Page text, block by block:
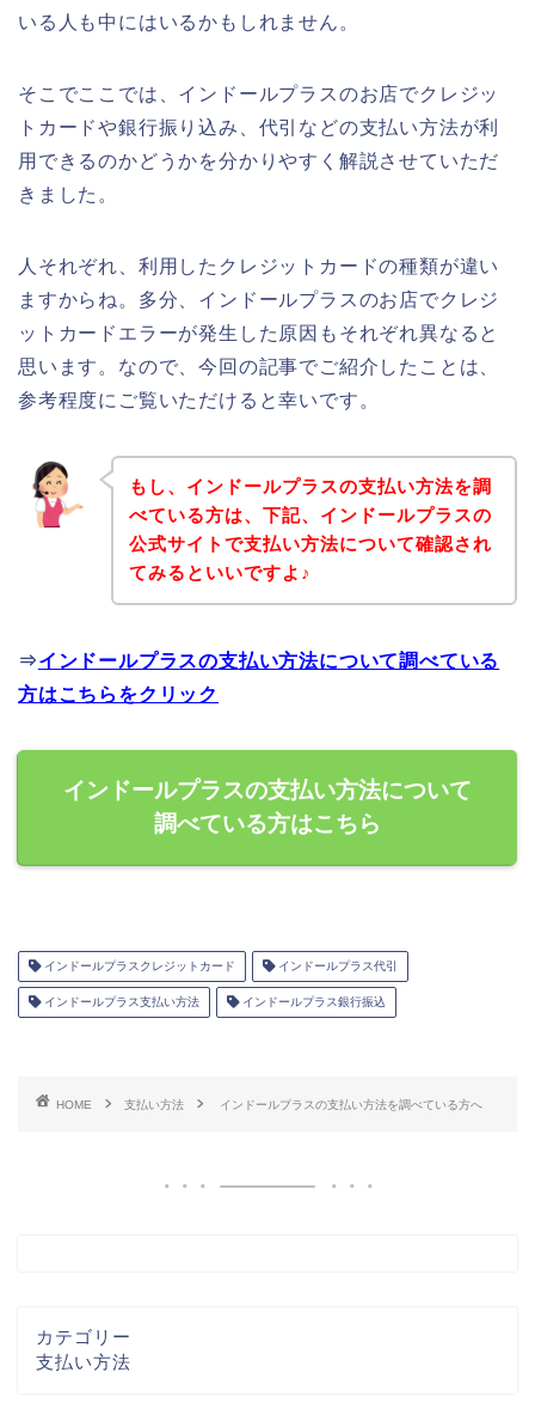
いる人も中にはいるかもしれません。
そこでここでは、インドールプラスのお店でクレジッ
トカードや銀行振り込み、代引などの支払い方法が利
用できるのかどうかを分かりやすく解説させていただ
きました。
人それぞれ、利用したクレジットカードの種類が違い
ますからね。多分、インドールプラスのお店でクレジ
ットカードエラーが発生した原因もそれぞれ異なると
思います。なので、今回の記事でご紹介したことは、
参考程度にご覧いただけると幸いです。
もし、インドールプラスの支払い方法を調
べている方は、下記、インドールプラスの
公式サイトで支払い方法について確認され
てみるといいですよ♪
⇒インドールプラスの支払い方法について調べている
方はこちらをクリック
インドールプラスの支払い方法について
調べている方はこちら
インドールプラスクレジットカード インドールプラス代引
インドールプラス支払い方法 インドールプラス銀行振込
HOME 支払い方法 インドールプラスの支払い方法を調べている方へ
カテゴリー
支払い方法